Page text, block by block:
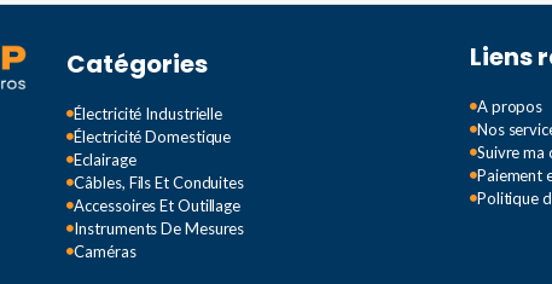
DEGRÉ DE PROTECTION
Catégories
Électricité Industrielle
Électricité Domestique
Eclairage
Câbles, Fils Et Conduites
Accessoires Et Outillage
Instruments De Mesures
Caméras
Liens
A propos
Nos
Suivre ma
Paiement
Politique